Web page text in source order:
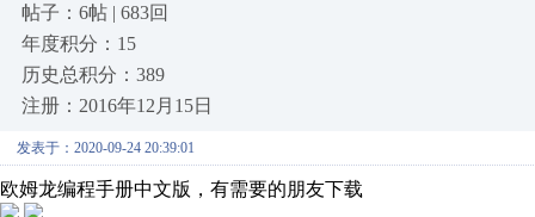
帖子：6帖 | 683回
年度积分：15
历史总积分：389
注册：2016年12月15日
发表于：2020-09-24 20:39:01
欧姆龙编程手册中文版，有需要的朋友下载